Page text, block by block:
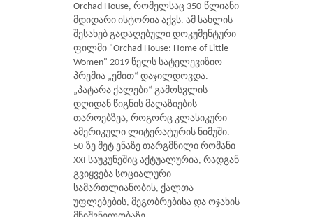
Orchad House, რომელსაც 350-წლიანი
მდიდარი ისტორია აქვს. ამ სახლის
შესახებ გადაღებული დოკუმენტური
ფილმი "Orchad House: Home of Little
Women" 2019 წელს სატელევიზიო
პრემია „ემით“ დაჯილდოვდა.
„პატარა ქალები“ გამოსვლის
დღიდან წიგნის მაღაზიების
თაროებზეა, როგორც კლასიკური
ამერიკული ლიტერატურის ნიმუში.
50-ზე მეტ ენაზე თარგმნილი რომანი
XXI საუკუნეშიც აქტუალურია, რადგან
გვიყვება სოციალური
სამართლიანობის, ქალთა
უფლებების, მეგობრებისა და ოჯახის